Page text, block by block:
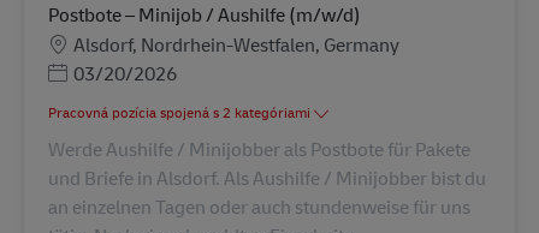
Postbote – Minijob / Aushilfe (m/w/d)
Miesto
Alsdorf, Nordrhein-Westfalen, Germany
Posted Date
03/20/2026
Pracovná pozícia spojená s 2 kategóriami
Werde Aushilfe / Minijobber als Postbote für Pakete
und Briefe in Alsdorf. Als Aushilfe / Minijobber bist du
an einzelnen Tagen oder auch stundenweise für uns